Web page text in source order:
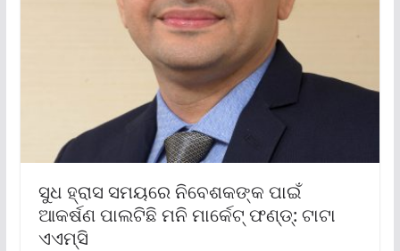
ସୁଧ ହ୍ରାସ ସମୟରେ ନିବେଶକଙ୍କ ପାଇଁ
ଆକର୍ଷଣ ପାଲଟିଛି ମନି ମାର୍କେଟ୍ ଫଣ୍ଡ୍‌: ଟାଟା
ଏଏମ୍‌ସି